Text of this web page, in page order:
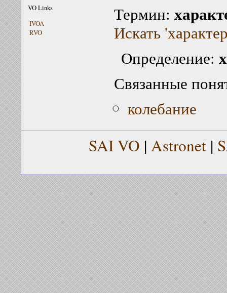
VO Links
IVOA
RVO
Термин:
Искать
Определение:
Связанные
колебание
SAI VO | Astronet |